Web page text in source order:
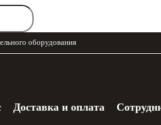
оборудования
Доставка и оплата